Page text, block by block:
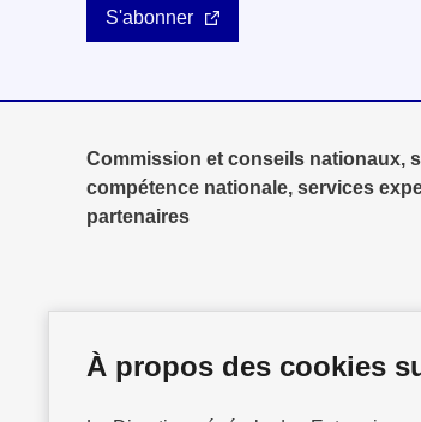
À propos des cookies
S'abonner
Commission et conseils nationaux,
compétence nationale, services
partenaires